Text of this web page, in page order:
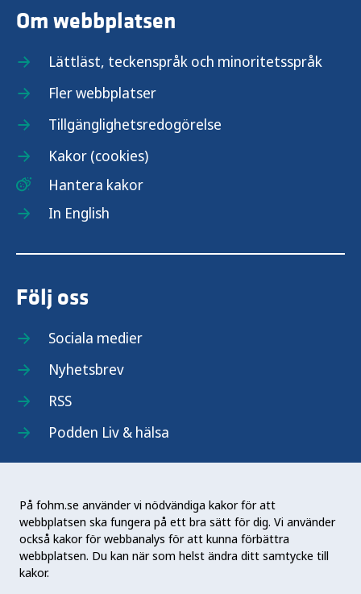
På fohm.se använder vi nödvändiga kakor för att
webbplatsen ska fungera på ett bra sätt för dig. Vi använder
också kakor för webbanalys för att kunna förbättra
webbplatsen. Du kan när som helst ändra ditt samtycke till
kakor.
Om webbplatsen
Lättläst, teckenspråk och minoritetsspråk
Fler webbplatser
Tillgänglighetsredogörelse
Kakor (cookies)
Hantera kakor
In English
Följ oss
Sociala medier
Nyhetsbrev
RSS
Podden Liv & hälsa
Folkhälsomyndigheten (Fohm) är en nationell
kunskapsmyndighet som arbetar för en bättre
folkhälsa. Det gör myndigheten genom att